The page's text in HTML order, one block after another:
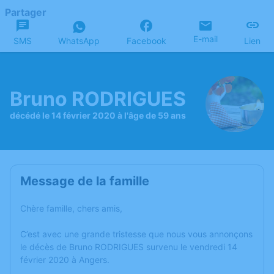
Partager
SMS WhatsApp Facebook E-mail Lien
Bruno RODRIGUES
décédé le 14 février 2020 à l'âge de 59 ans
Message de la famille
Chère famille, chers amis,
C’est avec une grande tristesse que nous vous annonçons
le décès de Bruno RODRIGUES survenu le vendredi 14
février 2020 à Angers.